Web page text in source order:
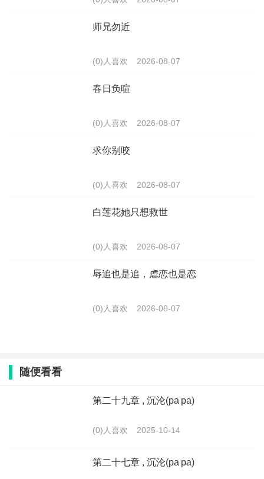
师兄勿近
(0)人喜欢 2026-08-07
春日负暄
(0)人喜欢 2026-08-07
求你别咬
(0)人喜欢 2026-08-07
白莲花她只想救世
(0)人喜欢 2026-08-07
辱追也是追，虐恋也是恋
(0)人喜欢 2026-08-07
随便看看
第二十九章 , 沉沦(pa pa)
(0)人喜欢 2025-10-14
第二十七章 , 沉沦(pa pa)